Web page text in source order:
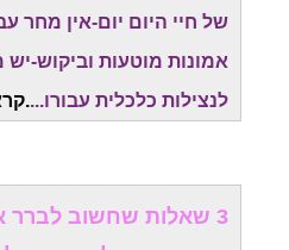
של חיי היום יום-אין מחר
אמונות מוטעות וביקוש-
לנצילות כלכלית עבורו....
3 שאלות שחשוב